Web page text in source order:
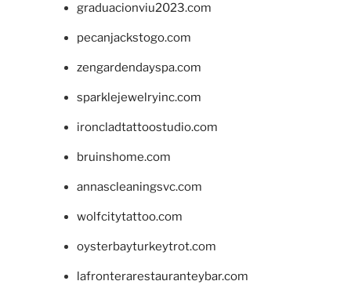
graduacionviu2023.com
pecanjackstogo.com
zengardendayspa.com
sparklejewelryinc.com
ironcladtattoostudio.com
bruinshome.com
annascleaningsvc.com
wolfcitytattoo.com
oysterbayturkeytrot.com
lafronterarestauranteybar.com